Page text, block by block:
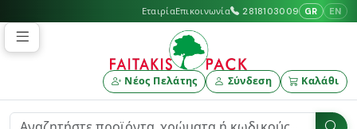
ΕταιρίαΕπικοινωνία 2818103009 GR EN
Νέος Πελάτης Σύνδεση Καλάθι